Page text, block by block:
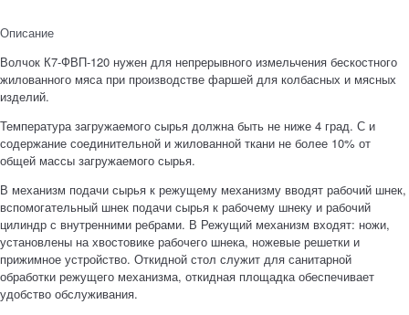
Описание
Волчок К7-ФВП-120 нужен для непрерывного измельчения бескостного
жилованного мяса при производстве фаршей для колбасных и мясных
изделий.
Температура загружаемого сырья должна быть не ниже 4 град. С и
содержание соединительной и жилованной ткани не более 10% от
общей массы загружаемого сырья.
В механизм подачи сырья к режущему механизму вводят рабочий шнек,
вспомогательный шнек подачи сырья к рабочему шнеку и рабочий
цилиндр с внутренними ребрами. В Режущий механизм входят: ножи,
установлены на хвостовике рабочего шнека, ножевые решетки и
прижимное устройство. Откидной стол служит для санитарной
обработки режущего механизма, откидная площадка обеспечивает
удобство обслуживания.